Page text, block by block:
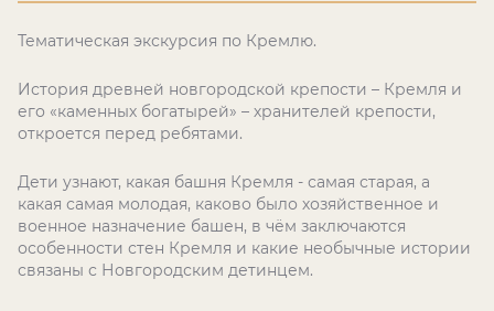
Тематическая экскурсия по Кремлю.
История древней новгородской крепости – Кремля и
его «каменных богатырей» – хранителей крепости,
откроется перед ребятами.
Дети узнают, какая башня Кремля - самая старая, а
какая самая молодая, каково было хозяйственное и
военное назначение башен, в чём заключаются
особенности стен Кремля и какие необычные истории
связаны с Новгородским детинцем.